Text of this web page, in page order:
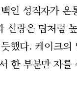
인 성직자가
신랑은 탑처럼
했다. 케이크
한 부분만 자